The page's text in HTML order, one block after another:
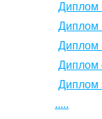
Диплом
Диплом
Диплом
Диплом
Диплом
.....